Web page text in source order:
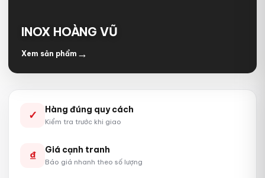
INOX HOÀNG VŨ
Xem sản phẩm →
✓ Hàng đúng quy cách
Kiểm tra trước khi giao
₫ Giá cạnh tranh
Báo giá nhanh theo số lượng